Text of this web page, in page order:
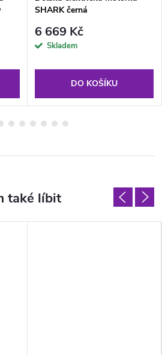
SHARK černá
6 669 Kč
Skladem
DO KOŠÍKU